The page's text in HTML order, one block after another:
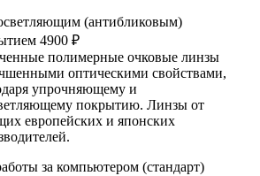
(антибликовым)
4900 ₽
полимерные очковые линзы
оптическими свойствами,
упрочняющему и
покрытию. Линзы от
европейских и японских
за компьютером (стандарт)